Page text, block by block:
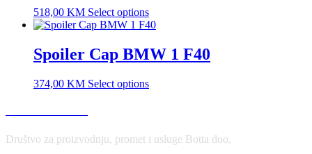
518,00 KM Select options
Spoiler Cap BMW 1 F40
374,00 KM Select options
Društvo za proizvodnju, promet i usluge Botta doo,